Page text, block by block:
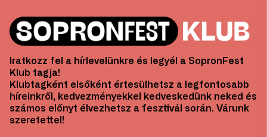
Iratkozz fel a hírlevelünkre és legyél a SopronFest
Klub tagja!
Klubtagként elsőként értesülhetsz a legfontosabb
híreinkről, kedvezményekkel kedveskedünk neked és
számos előnyt élvezhetsz a fesztivál során. Várunk
szeretettel!